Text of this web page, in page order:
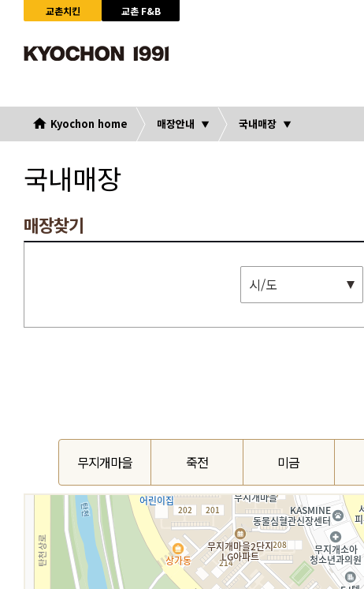
교촌치킨
교촌 F&B
Kyochon home 매장안내 국내매장
국내매장
매장찾기
시/도
무지개마을 죽전 미금